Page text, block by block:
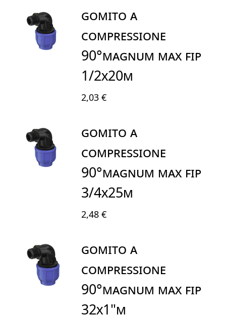
GOMITO A
COMPRESSIONE
90°MAGNUM MAX FIP
1/2X20M
2,03 €
GOMITO A
COMPRESSIONE
90°MAGNUM MAX FIP
3/4X25M
2,48 €
GOMITO A
COMPRESSIONE
90°MAGNUM MAX FIP
32X1"M